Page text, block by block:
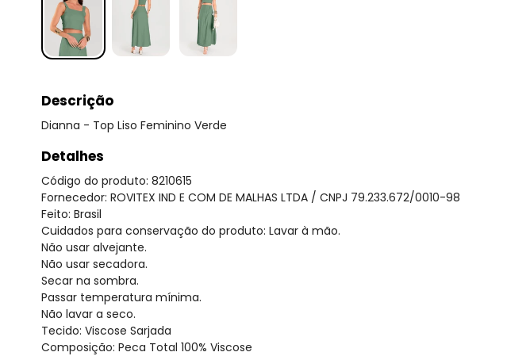
Descrição
Dianna - Top Liso Feminino Verde
Detalhes
Código do produto: 8210615
Fornecedor: ROVITEX IND E COM DE MALHAS LTDA / CNPJ 79.233.672/0010-98
Feito: Brasil
Cuidados para conservação do produto: Lavar à mão.
Não usar alvejante.
Não usar secadora.
Secar na sombra.
Passar temperatura mínima.
Não lavar a seco.
Tecido: Viscose Sarjada
Composição: Peca Total 100% Viscose